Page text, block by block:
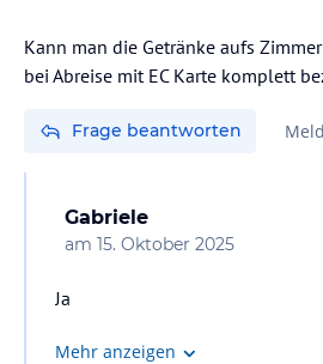
Kann man die Getränke aufs
bei Abreise mit EC Karte komplett
Frage beantworten
Gabriele
am 15. Oktober 2025
Ja
Mehr anzeigen